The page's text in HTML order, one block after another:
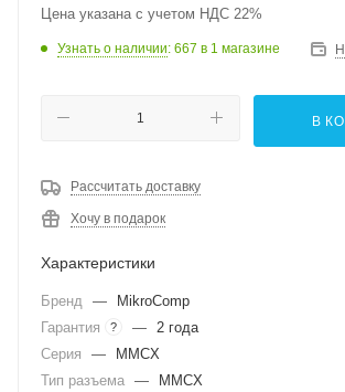
Цена указана с учетом НДС 22%
Узнать о наличии: 667 в 1 магазине
В
Рассчитать доставку
Хочу в подарок
Характеристики
Бренд —
MikroComp
Гарантия
? —
2 года
Серия
—
MMCX
Тип разъема —
MMCX